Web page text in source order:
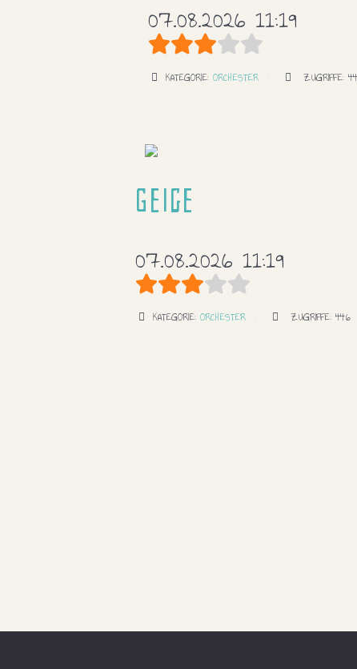
07.08.2026 11:19
Bewertung: 3/
KATEGORIE: ORCHESTER ZUGRIFFE:
Geige
07.08.2026 11:19
Bewertung: 3/
KATEGORIE: ORCHESTER ZUGRIFFE: 446